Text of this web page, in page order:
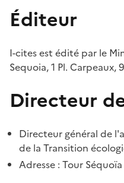
Éditeur
I-cites est édité par le
Sequoia, 1 Pl. Carpeaux,
Directeur
Directeur général de
de la Transition
Adresse : Tour